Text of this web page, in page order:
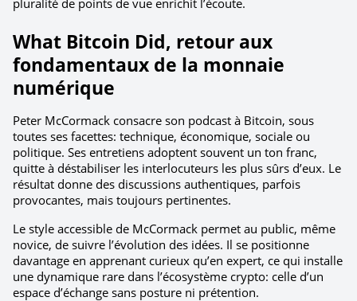
pluralité de points de vue enrichit l’écoute.
What Bitcoin Did, retour aux
fondamentaux de la monnaie
numérique
Peter McCormack consacre son podcast à Bitcoin, sous
toutes ses facettes: technique, économique, sociale ou
politique. Ses entretiens adoptent souvent un ton franc,
quitte à déstabiliser les interlocuteurs les plus sûrs d’eux. Le
résultat donne des discussions authentiques, parfois
provocantes, mais toujours pertinentes.
Le style accessible de McCormack permet au public, même
novice, de suivre l’évolution des idées. Il se positionne
davantage en apprenant curieux qu’en expert, ce qui installe
une dynamique rare dans l’écosystème crypto: celle d’un
espace d’échange sans posture ni prétention.